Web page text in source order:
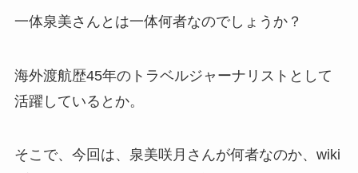
一体泉美さんとは一体何者なのでしょうか？
海外渡航歴45年のトラベルジャーナリストとして
活躍しているとか。
そこで、今回は、泉美咲月さんが何者なのか、wiki